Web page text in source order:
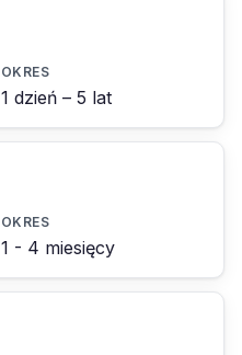
1 dzień – 5 lat
1 - 4 miesięcy